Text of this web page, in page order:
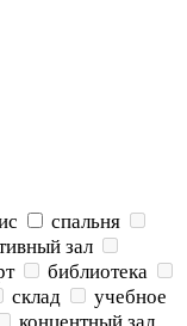
спальня
зал
библиотека
склад
учебное